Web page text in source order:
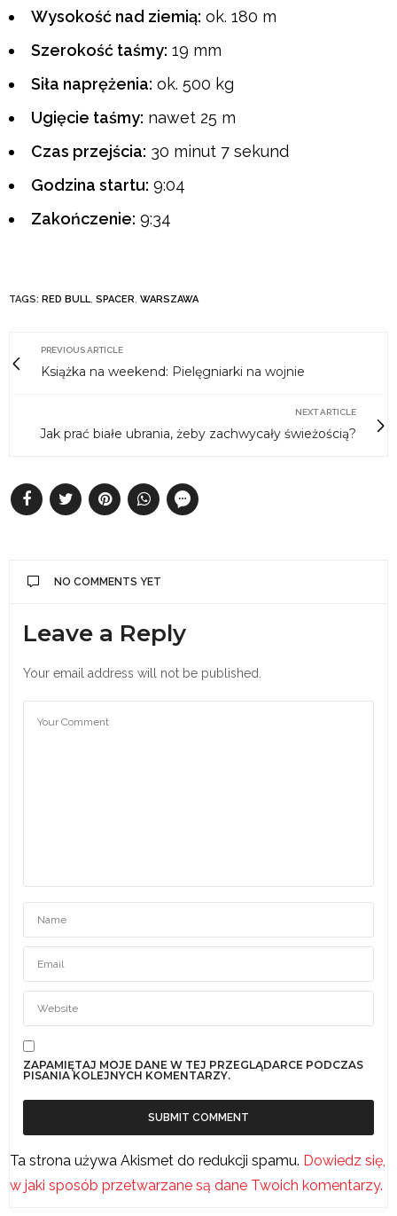
Wysokość nad ziemią: ok. 180 m
Szerokość taśmy: 19 mm
Siła naprężenia: ok. 500 kg
Ugięcie taśmy: nawet 25 m
Czas przejścia: 30 minut 7 sekund
Godzina startu: 9:04
Zakończenie: 9:34
TAGS: RED BULL, SPACER, WARSZAWA
PREVIOUS ARTICLE
Książka na weekend: Pielęgniarki na wojnie
NEXT ARTICLE
Jak prać białe ubrania, żeby zachwycały świeżością?
NO COMMENTS YET
Leave a Reply
Your email address will not be published.
ZAPAMIĘTAJ MOJE DANE W TEJ PRZEGLĄDARCE PODCZAS
PISANIA KOLEJNYCH KOMENTARZY.
Ta strona używa Akismet do redukcji spamu. Dowiedz się,
w jaki sposób przetwarzane są dane Twoich komentarzy.